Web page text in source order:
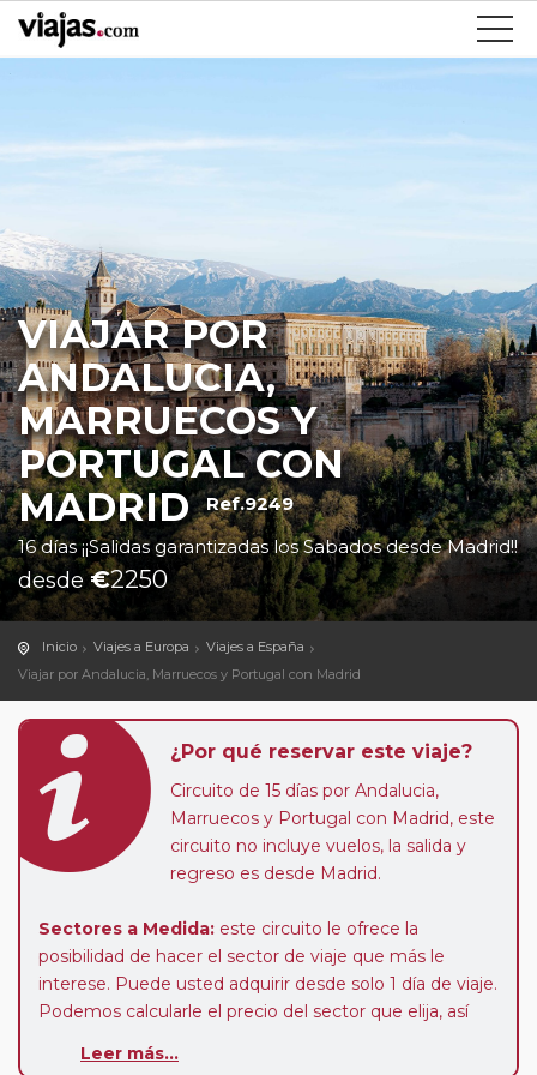
VIAJAR POR
ANDALUCIA,
MARRUECOS Y
PORTUGAL CON
MADRID Ref.9249
16 días ¡¡Salidas garantizadas los Sabados desde Madrid!!
desde€2250
Inicio Viajes a Europa
Viajes a España
Viajar por Andalucia, Marruecos y Portugal con Madrid
¿Por qué reservar este viaje?
Circuito de 15 días por Andalucia,
Marruecos y Portugal con Madrid, este
circuito no incluye vuelos, la salida y
regreso es desde Madrid.
Sectores a Medida: este circuito le ofrece la
posibilidad de hacer el sector de viaje que más le
interese. Puede usted adquirir desde solo 1 día de viaje.
Podemos calcularle el precio del sector que elija, así
habitación individual, o podrá realizar el viaje en
Leer más...